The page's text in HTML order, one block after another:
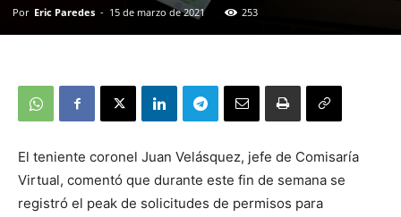
Por Eric Paredes - 15 de marzo de 2021 253
El teniente coronel Juan Velásquez, jefe de Comisaría
Virtual, comentó que durante este fin de semana se
registró el peak de solicitudes de permisos para